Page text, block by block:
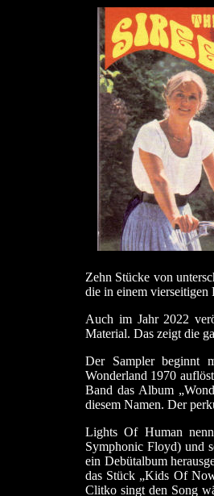
Zehn Stücke von
die in einem vierseitigen
Auch im Jahr 2022
Material. Das zeigt die
Der Sampler beginnt
Wonderland 1970
Band das Album
diesem Namen. Der
Lights Of Human
Symphonic Floyd) und
ein Debütalbum
das Stück „Kids Of
Clitko singt den Song